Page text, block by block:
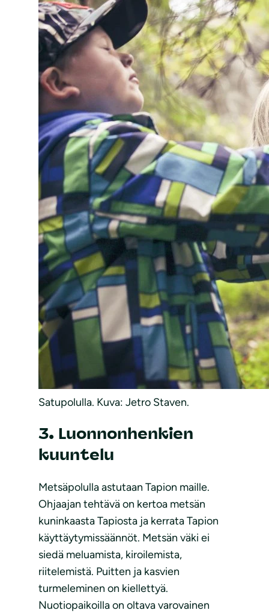
Satupolulla. Kuva: Jetro Staven.
3. Luonnonhenkien
kuuntelu
Metsäpolulla astutaan Tapion maille.
Ohjaajan tehtävä on kertoa metsän
kuninkaasta Tapiosta ja kerrata Tapion
käyttäytymissäännöt. Metsän väki ei
siedä meluamista, kiroilemista,
riitelemistä. Puitten ja kasvien
turmeleminen on kiellettyä.
Nuotiopaikoilla on oltava varovainen